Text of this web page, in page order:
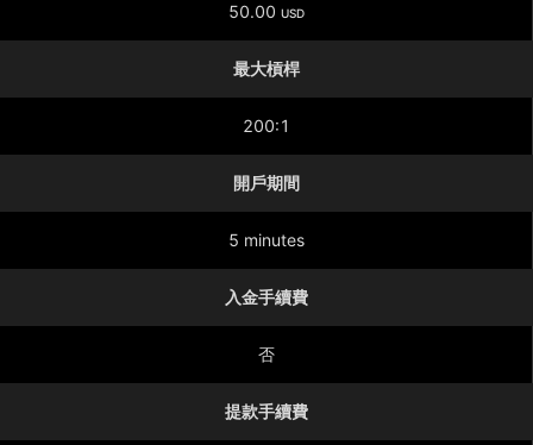
50.00 USD
最大槓桿
200:1
開戶期間
5 minutes
入金手續費
否
提款手續費